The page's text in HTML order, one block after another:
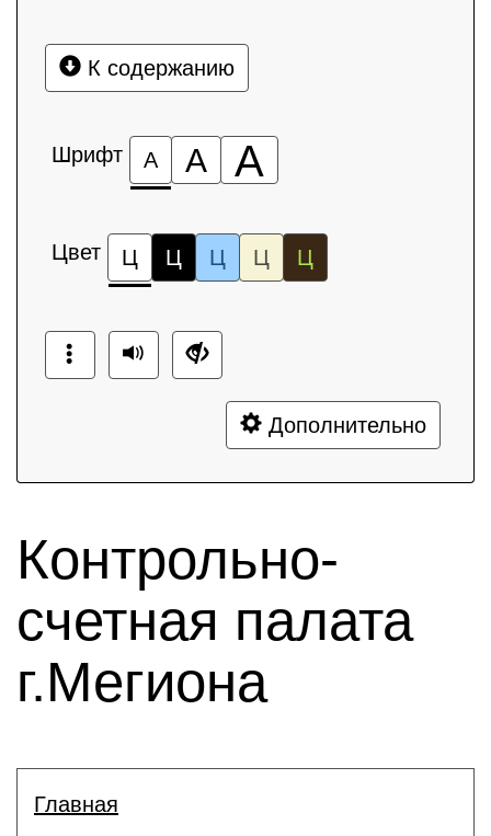
К содержанию
Шрифт А А А
Цвет Ц Ц Ц Ц Ц
Дополнительно
Контрольно-
счетная палата
г.Мегиона
Главная